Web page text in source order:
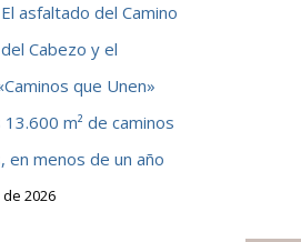
El asfaltado del Camino
del Cabezo y el
que Unen»
m² de caminos
en menos de un año
2026